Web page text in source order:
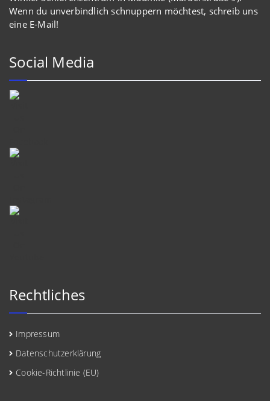
Wenn du unverbindlich schnuppern möchtest, schreib uns
eine E-Mail!
Social Media
Rechtliches
Impressum
Datenschutzerklärung
Cookie-Richtlinie (EU)